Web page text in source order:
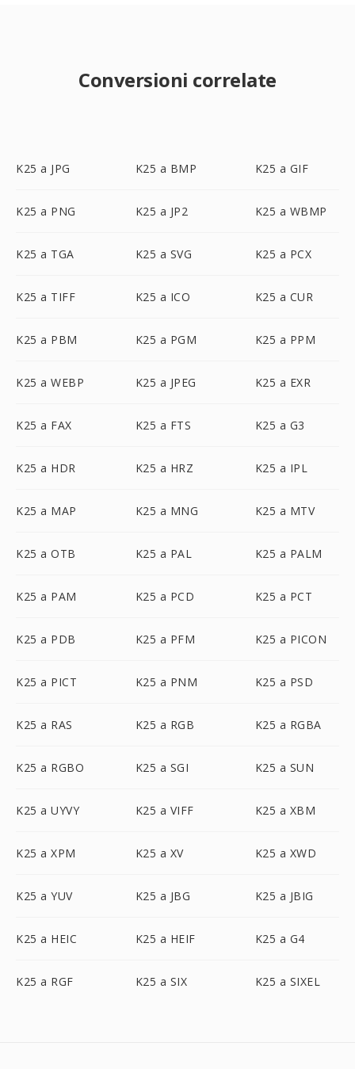
Conversioni correlate
K25 a JPG K25 a BMP K25 a GIF
K25 a PNG K25 a JP2 K25 a WBMP
K25 a TGA K25 a SVG K25 a PCX
K25 a TIFF K25 a ICO K25 a CUR
K25 a PBM K25 a PGM K25 a PPM
K25 a WEBP K25 a JPEG K25 a EXR
K25 a FAX K25 a FTS K25 a G3
K25 a HDR K25 a HRZ K25 a IPL
K25 a MAP K25 a MNG K25 a MTV
K25 a OTB K25 a PAL K25 a PALM
K25 a PAM K25 a PCD K25 a PCT
K25 a PDB K25 a PFM K25 a PICON
K25 a PICT K25 a PNM K25 a PSD
K25 a RAS K25 a RGB K25 a RGBA
K25 a RGBO K25 a SGI K25 a SUN
K25 a UYVY K25 a VIFF K25 a XBM
K25 a XPM K25 a XV K25 a XWD
K25 a YUV K25 a JBG K25 a JBIG
K25 a HEIC K25 a HEIF K25 a G4
K25 a RGF K25 a SIX K25 a SIXEL